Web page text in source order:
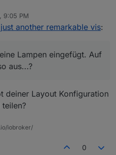
meine Lampen eingefügt. Auf
so aus...?
9:05 PM
another remarkable vis:
Lampen eingefügt. Auf
aus...?
deiner Layout Konfiguration
iobroker/
0